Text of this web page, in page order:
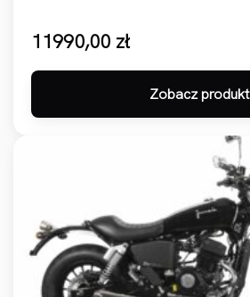
11990,00 zł
Zobacz produkt